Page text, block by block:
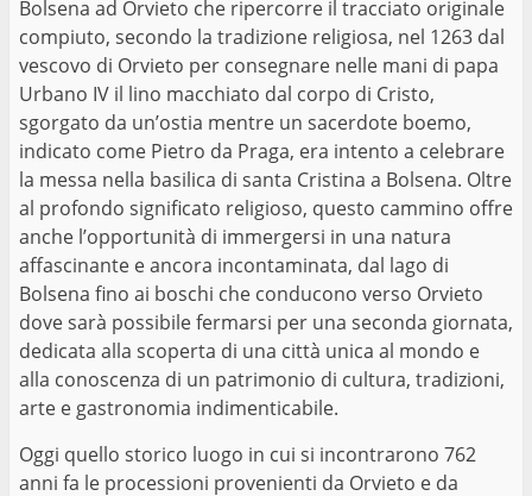
Bolsena ad Orvieto che ripercorre il tracciato originale
compiuto, secondo la tradizione religiosa, nel 1263 dal
vescovo di Orvieto per consegnare nelle mani di papa
Urbano IV il lino macchiato dal corpo di Cristo,
sgorgato da un’ostia mentre un sacerdote boemo,
indicato come Pietro da Praga, era intento a celebrare
la messa nella basilica di santa Cristina a Bolsena. Oltre
al profondo significato religioso, questo cammino offre
anche l’opportunità di immergersi in una natura
affascinante e ancora incontaminata, dal lago di
Bolsena fino ai boschi che conducono verso Orvieto
dove sarà possibile fermarsi per una seconda giornata,
dedicata alla scoperta di una città unica al mondo e
alla conoscenza di un patrimonio di cultura, tradizioni,
arte e gastronomia indimenticabile.
Oggi quello storico luogo in cui si incontrarono 762
anni fa le processioni provenienti da Orvieto e da